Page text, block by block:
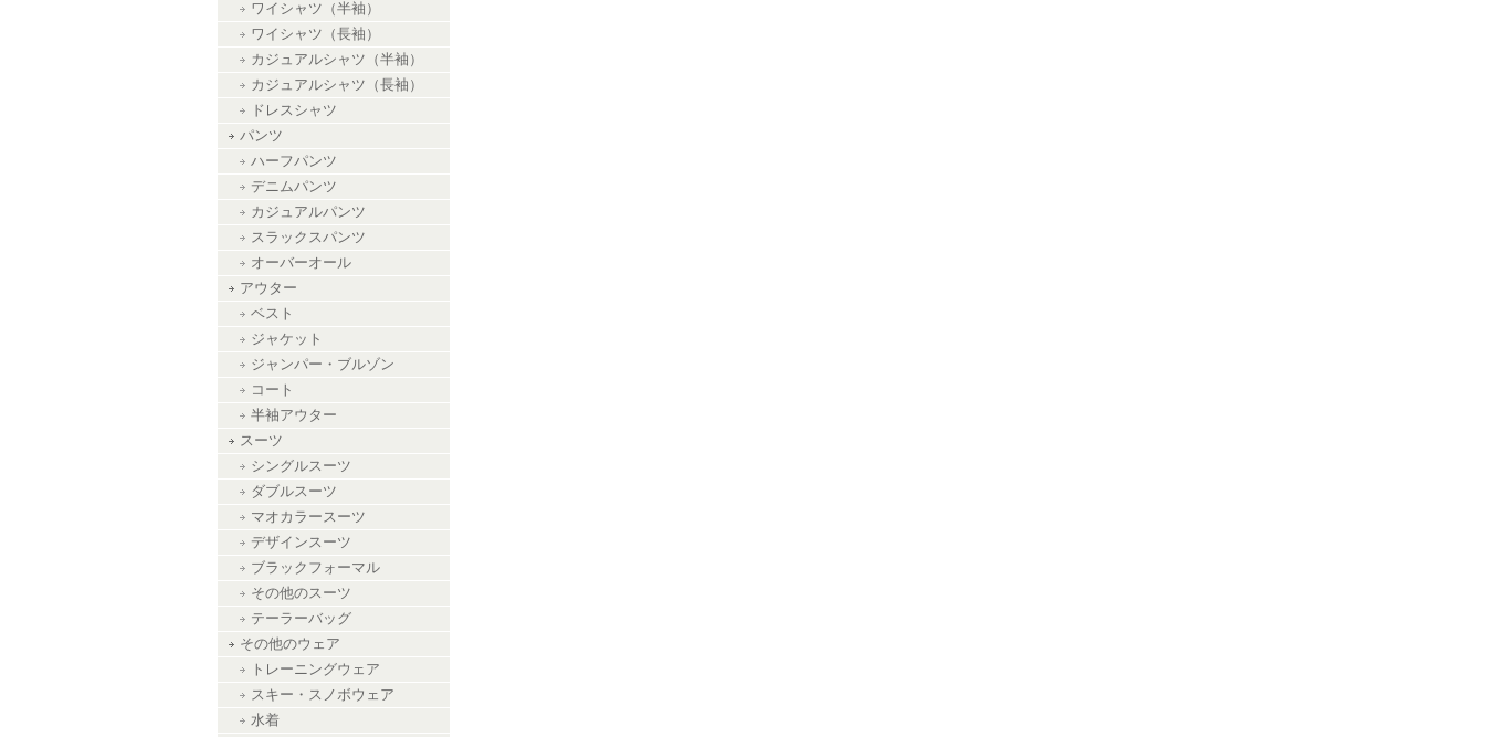
ワイシャツ（半袖）
ワイシャツ（長袖）
カジュアルシャツ（半袖）
カジュアルシャツ（長袖）
ドレスシャツ
パンツ
ハーフパンツ
デニムパンツ
カジュアルパンツ
スラックスパンツ
オーバーオール
アウター
ベスト
ジャケット
ジャンパー・ブルゾン
コート
半袖アウター
スーツ
シングルスーツ
ダブルスーツ
マオカラースーツ
デザインスーツ
ブラックフォーマル
その他のスーツ
テーラーバッグ
その他のウェア
トレーニングウェア
スキー・スノボウェア
水着